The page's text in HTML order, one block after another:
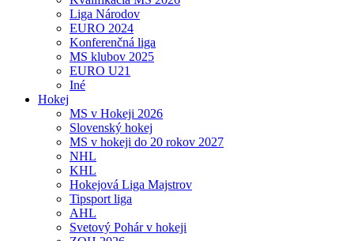
Liga Národov
EURO 2024
Konferenčná liga
MS klubov 2025
EURO U21
Iné
Hokej
MS v Hokeji 2026
Slovenský hokej
MS v hokeji do 20 rokov 2027
NHL
KHL
Hokejová Liga Majstrov
Tipsport liga
AHL
Svetový Pohár v hokeji